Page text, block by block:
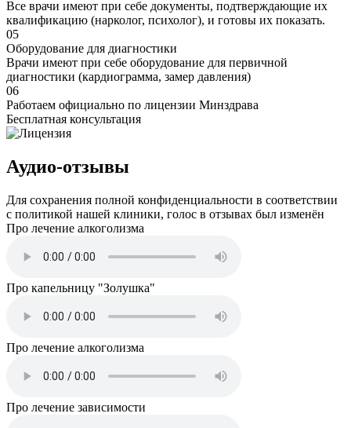
Все врачи имеют при себе документы, подтверждающие их
квалификацию (нарколог, психолог), и готовы их показать.
05
Оборудование для диагностики
Врачи имеют при себе оборудование для первичной
диагностики (кардиограмма, замер давления)
06
Работаем официально по лицензии Минздрава
Бесплатная консультация
Аудио-отзывы
Для сохранения полной конфиденциальности в соответствии
с политикой нашей клиники, голос в отзывах был изменён
Про лечение алкоголизма
Про капельницу "Золушка"
Про лечение алкоголизма
Про лечение зависимости